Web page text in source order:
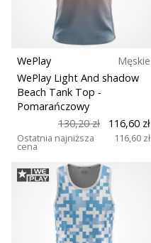
WePlay
Męskie
WePlay Light And shadow
Beach Tank Top -
Pomarańczowy
130,20 zł
116,60 zł
Ostatnia najniższa
cena
116,60 zł